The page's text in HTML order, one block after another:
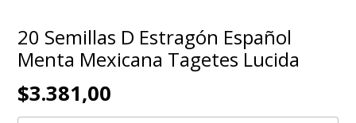
20 Semillas D Estragón Español
Menta Mexicana Tagetes Lucida
$3.381,00